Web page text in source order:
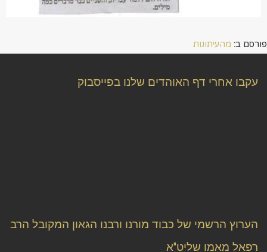
פורסם ב: מהעיתונות
עקבו אחרי דף האוהדים שלנו בפייסבוק
הערוץ הרשמי של כבוד מורנו ורבנו הגאון המקובל הרב
רפאל מאמו שליט"א